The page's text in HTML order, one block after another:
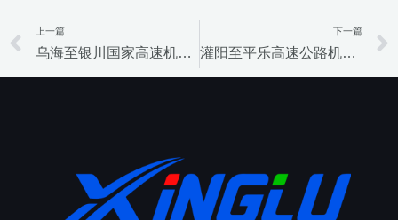
Prev
上一篇
乌海至银川国家高速机电工程
下一篇
灌阳至平乐高速公路机电工程